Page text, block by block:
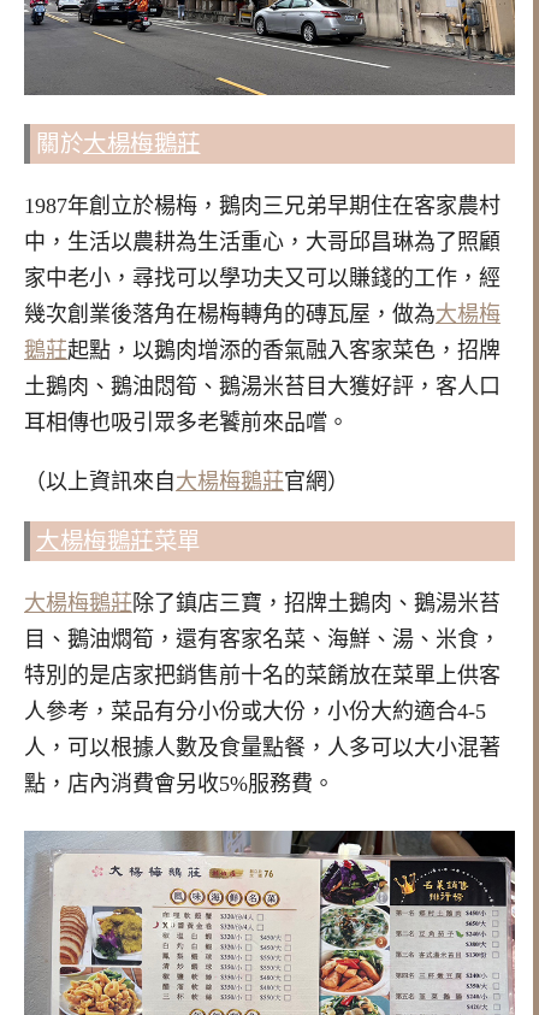
關於大楊梅鵝莊
1987年創立於楊梅，鵝肉三兄弟早期住在客家農村
中，生活以農耕為生活重心，大哥邱昌琳為了照顧
家中老小，尋找可以學功夫又可以賺錢的工作，經
幾次創業後落角在楊梅轉角的磚瓦屋，做為大楊梅
鵝莊起點，以鵝肉增添的香氣融入客家菜色，招牌
土鵝肉、鵝油悶筍、鵝湯米苔目大獲好評，客人口
耳相傳也吸引眾多老饕前來品嚐。
（以上資訊來自大楊梅鵝莊官網）
大楊梅鵝莊菜單
大楊梅鵝莊 除了鎮店三寶，招牌土鵝肉、鵝湯米苔
目、鵝油燜筍，還有客家名菜、海鮮、湯、米食，
特別的是店家把銷售前十名的菜餚放在菜單上供客
人參考，菜品有分小份或大份，小份大約適合4-5
人，可以根據人數及食量點餐，人多可以大小混著
點，店內消費會另收5%服務費。